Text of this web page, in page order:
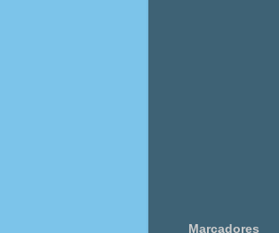
Marcadores